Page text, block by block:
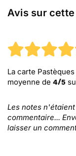
Avis sur
La carte
moyenne de 4/5
Les notes
commentaire...
laisser un